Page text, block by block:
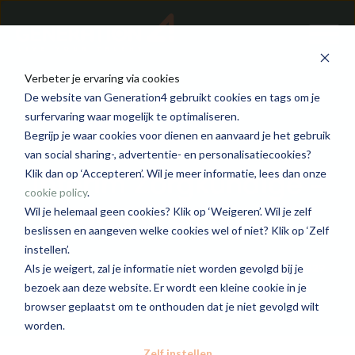
Verbeter je ervaring via cookies
De website van Generation4 gebruikt cookies en tags om je
surfervaring waar mogelijk te optimaliseren.
Begrijp je waar cookies voor dienen en aanvaard je het gebruik
van social sharing-, advertentie- en personalisatiecookies?
Klik dan op ‘Accepteren’. Wil je meer informatie, lees dan onze
cookie policy.
Wil je helemaal geen cookies? Klik op ‘Weigeren’. Wil je zelf
beslissen en aangeven welke cookies wel of niet? Klik op ‘Zelf
instellen’.
Als je weigert, zal je informatie niet worden gevolgd bij je
bezoek aan deze website. Er wordt een kleine cookie in je
browser geplaatst om te onthouden dat je niet gevolgd wilt
worden.
Interim Zorgkundige -
Regio Leuven
Generation4 Care Flex Leuven 2825 - 3629